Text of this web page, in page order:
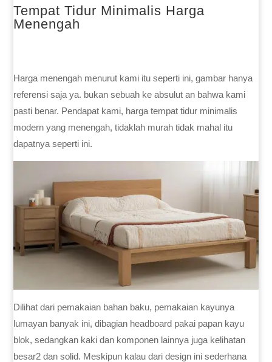
Tempat Tidur Minimalis Harga
Menengah
Harga menengah menurut kami itu seperti ini, gambar hanya
referensi saja ya. bukan sebuah ke absulut an bahwa kami
pasti benar. Pendapat kami, harga tempat tidur minimalis
modern yang menengah, tidaklah murah tidak mahal itu
dapatnya seperti ini.
Dilihat dari pemakaian bahan baku, pemakaian kayunya
lumayan banyak ini, dibagian headboard pakai papan kayu
blok, sedangkan kaki dan komponen lainnya juga kelihatan
besar2 dan solid. Meskipun kalau dari design ini sederhana